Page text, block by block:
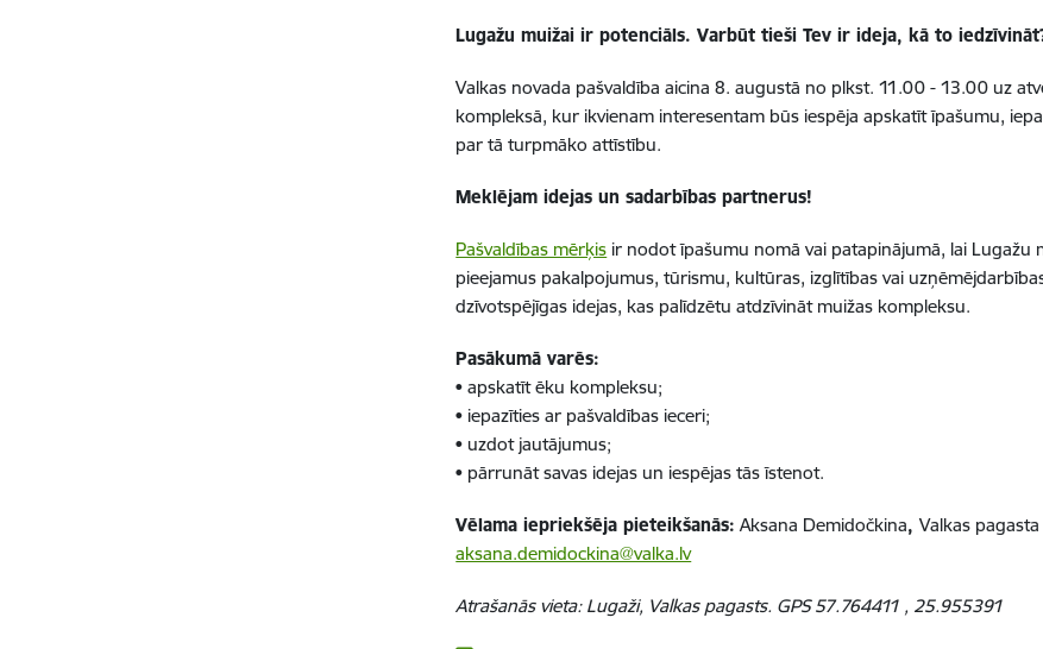
Lugažu muižai ir potenciāls. Varbūt tieši Tev ir ideja, kā to
Valkas novada pašvaldība aicina 8. augustā no plkst. 11.00 - 13.00 uz
kompleksā, kur ikvienam interesentam būs iespēja apskatīt īpašumu,
par tā turpmāko attīstību.
Meklējam idejas un sadarbības partnerus!
Pašvaldības mērķis ir nodot īpašumu nomā vai patapinājumā, lai Lugažu
pieejamus pakalpojumus, tūrismu, kultūras, izglītības vai
dzīvotspējīgas idejas, kas palīdzētu atdzīvināt muižas kompleksu.
Pasākumā varēs:
• apskatīt ēku kompleksu;
• iepazīties ar pašvaldības ieceri;
• uzdot jautājumus;
• pārrunāt savas idejas un iespējas tās īstenot.
Vēlama iepriekšēja pieteikšanās: Aksana Demidočkina,Valkas
aksana.demidockina@valka.lv
Atrašanās vieta: Lugaži, Valkas pagasts. GPS 57.764411 , 25.955391